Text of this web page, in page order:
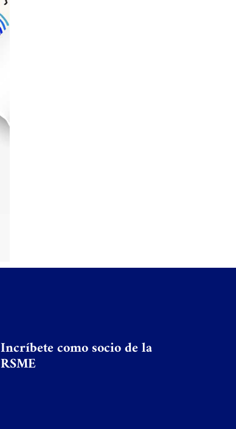
Incríbete como socio de la
RSME